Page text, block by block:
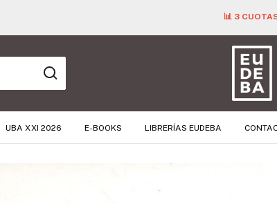
📊 3
UBA XXI 2026 E-BOOKS LIBRERÍAS EUDEBA